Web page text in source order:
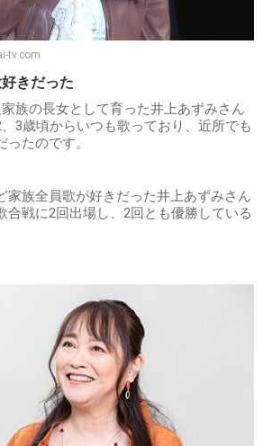
tv.com
きだった
族の長女として育った井上あずみさん
3歳頃からいつも歌っており、近所でも
たのです。
家族全員歌が好きだった井上あずみさん
合戦に2回出場し、2回とも優勝している